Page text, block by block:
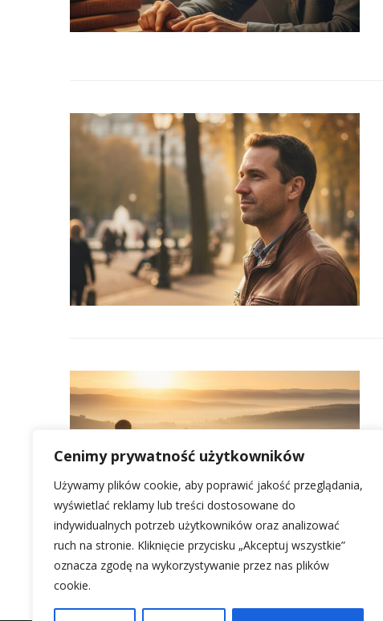
Cenimy prywatność użytkowników
Używamy plików cookie, aby poprawić jakość przeglądania,
wyświetlać reklamy lub treści dostosowane do
indywidualnych potrzeb użytkowników oraz analizować
ruch na stronie. Kliknięcie przycisku „Akceptuj wszystkie”
oznacza zgodę na wykorzystywanie przez nas plików
cookie.